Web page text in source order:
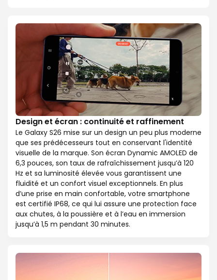
Design et écran : continuité et raffinement
Le Galaxy S26 mise sur un design un peu plus moderne
que ses prédécesseurs tout en conservant l'identité
visuelle de la marque. Son écran Dynamic AMOLED de
6,3 pouces, son taux de rafraîchissement jusqu’à 120
Hz et sa luminosité élevée vous garantissent une
fluidité et un confort visuel exceptionnels. En plus
d’une prise en main confortable, votre smartphone
est certifié IP68, ce qui lui assure une protection face
aux chutes, à la poussière et à l’eau en immersion
jusqu’à 1,5 m pendant 30 minutes.